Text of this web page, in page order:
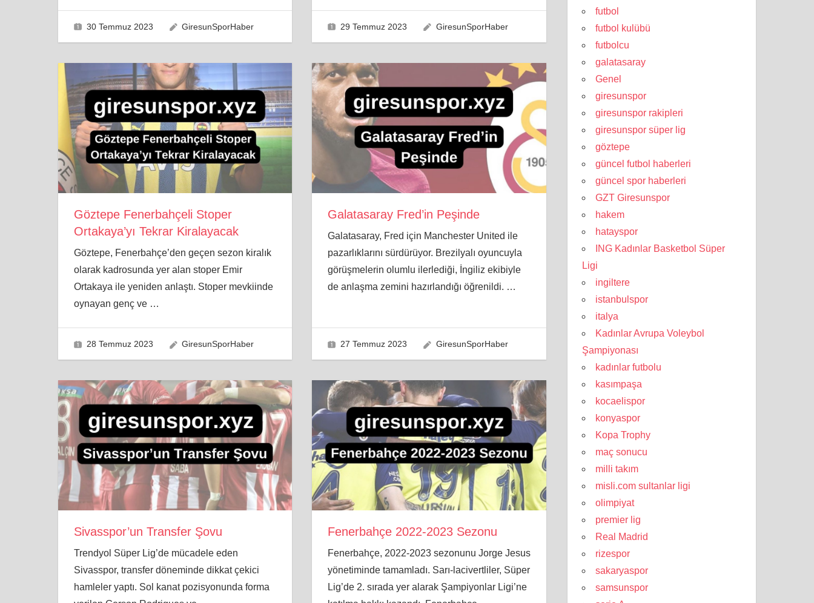
30 Temmuz 2023 GiresunSporHaber 29 Temmuz 2023 GiresunSporHaber
Göztepe Fenerbahçeli Stoper
Ortakaya’yı Tekrar Kiralayacak
Göztepe, Fenerbahçe’den geçen sezon kiralık
olarak kadrosunda yer alan stoper Emir
Ortakaya ile yeniden anlaştı. Stoper mevkiinde
oynayan genç ve …
28 Temmuz 2023 GiresunSporHaber
Galatasaray Fred’in Peşinde
Galatasaray, Fred için Manchester United ile
pazarlıklarını sürdürüyor. Brezilyalı oyuncuyla
görüşmelerin olumlu ilerlediği, İngiliz ekibiyle
de anlaşma zemini hazırlandığı öğrenildi. …
27 Temmuz 2023 GiresunSporHaber
Sivasspor’un Transfer Şovu
Trendyol Süper Lig’de mücadele eden
Sivasspor, transfer döneminde dikkat çekici
hamleler yaptı. Sol kanat pozisyonunda forma
Fenerbahçe 2022-2023 Sezonu
Fenerbahçe, 2022-2023 sezonunu Jorge Jesus
yönetiminde tamamladı. Sarı-lacivertliler, Süper
Lig’de 2. sırada yer alarak Şampiyonlar Ligi’ne
futbol
futbol kulübü
futbolcu
galatasaray
Genel
giresunspor
giresunspor rakipleri
giresunspor süper lig
göztepe
güncel futbol haberleri
güncel spor haberleri
GZT Giresunspor
hakem
hatayspor
ING Kadınlar Basketbol Süper
Ligi
ingiltere
istanbulspor
italya
Kadınlar Avrupa Voleybol
Şampiyonası
kadınlar futbolu
kasımpaşa
kocaelispor
konyaspor
Kopa Trophy
maç sonucu
milli takım
misli.com sultanlar ligi
olimpiyat
premier lig
Real Madrid
rizespor
sakaryaspor
samsunspor